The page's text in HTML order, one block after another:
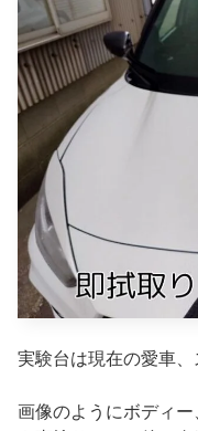
実験台は現在の愛車、
画像のようにボディ